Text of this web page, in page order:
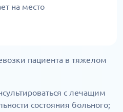
на место
пациента в тяжелом
с лечащим
состояния больного;